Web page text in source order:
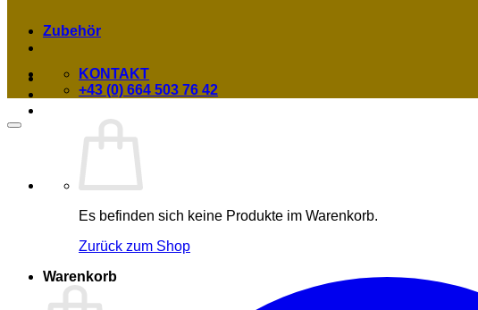
Es befinden sich keine Produkte im Warenkorb.
Zurück zum Shop
Warenkorb
Zubehör
KONTAKT
+43 (0) 664 503 76 42